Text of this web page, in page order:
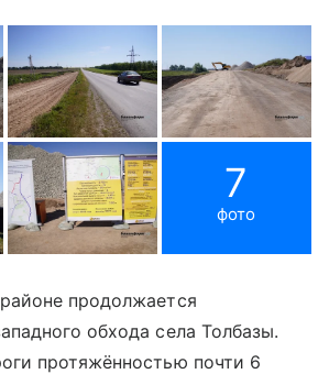
7
фото
продолжается
обхода села Толбазы.
протяжённостью почти 6